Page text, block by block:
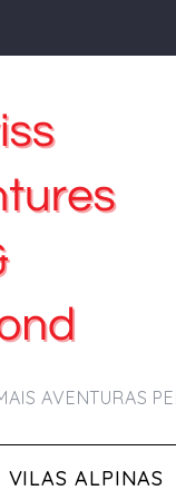
AVENTURAS
VILAS ALPINAS